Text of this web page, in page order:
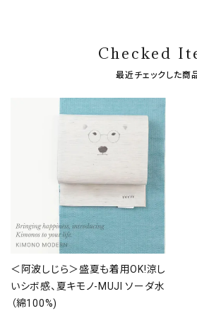
Checked
最近チェックした商
＜阿波しじら＞盛夏も着用OK!涼し
いシボ感、夏キモノ-MUJI ソーダ水
（綿100%)